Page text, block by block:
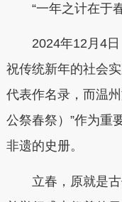
“一年之计在于
2024年12月4
祝传统新年的社会
代表作名录，而温
公祭春祭）”作为重
非遗的史册。
立春，原就是